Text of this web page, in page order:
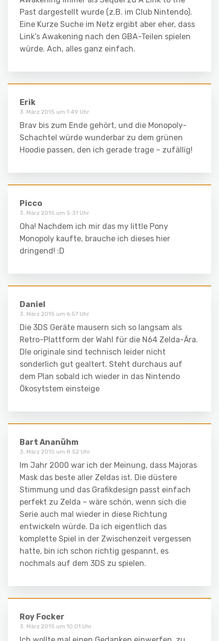
Past dargestellt wurde (z.B. im Club Nintendo).
Eine Kurze Suche im Netz ergibt aber eher, dass
Link’s Awakening nach den GBA-Teilen spielen
würde. Ach, alles ganz einfach.
Erik
3. März 2015 um 1:49 Uhr
Brav bis zum Ende gehört, und die Monopoly-
Schachtel würde wunderbar zu dem grünen
Hoodie passen, den ich gerade trage – zufällig!
Picco
3. März 2015 um 5:31 Uhr
Oha! Nachdem ich mir das my little Pony
Monopoly kaufte, brauche ich dieses hier
dringend! :D
Daniel
3. März 2015 um 6:57 Uhr
Die 3DS Geräte mausern sich so langsam als
Retro-Plattform der Wahl für die N64 Zelda-Ära.
DIe originale sind technisch leider nicht
sonderlich gut gealtert. Steht durchaus auf
dem Plan sobald ich wieder in das Nintendo
Ökosytstem einsteige
Bart Ananühm
3. März 2015 um 8:52 Uhr
Im Jahr 2000 war ich der Meinung, dass Majoras
Mask das beste aller Zeldas ist. Die düstere
Stimmung und das Grafikdesign passt einfach
perfekt zu Zelda – wäre schön, wenn sich die
Serie auch mal wieder in diese Richtung
entwickeln würde. Da ich eigentlich das
komplette Spiel in der Zwischenzeit vergessen
hatte, bin ich schon richtig gespannt, es
nochmals auf dem 3DS zu spielen.
Roy Focker
3. März 2015 um 10:01 Uhr